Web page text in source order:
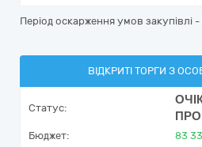
Період оскарження умов закупівлі -
ВІДКРИТІ ТОРГИ З
Статус:
Бюджет: 83